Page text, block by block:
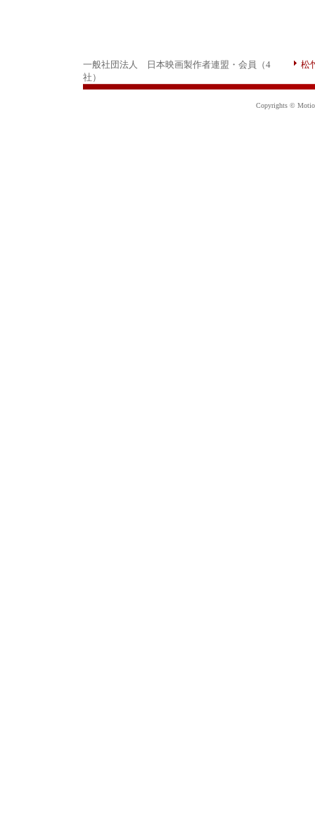
一般社団法人 日本映画製作者連盟・会員（4
社）
松
Copyrights ©